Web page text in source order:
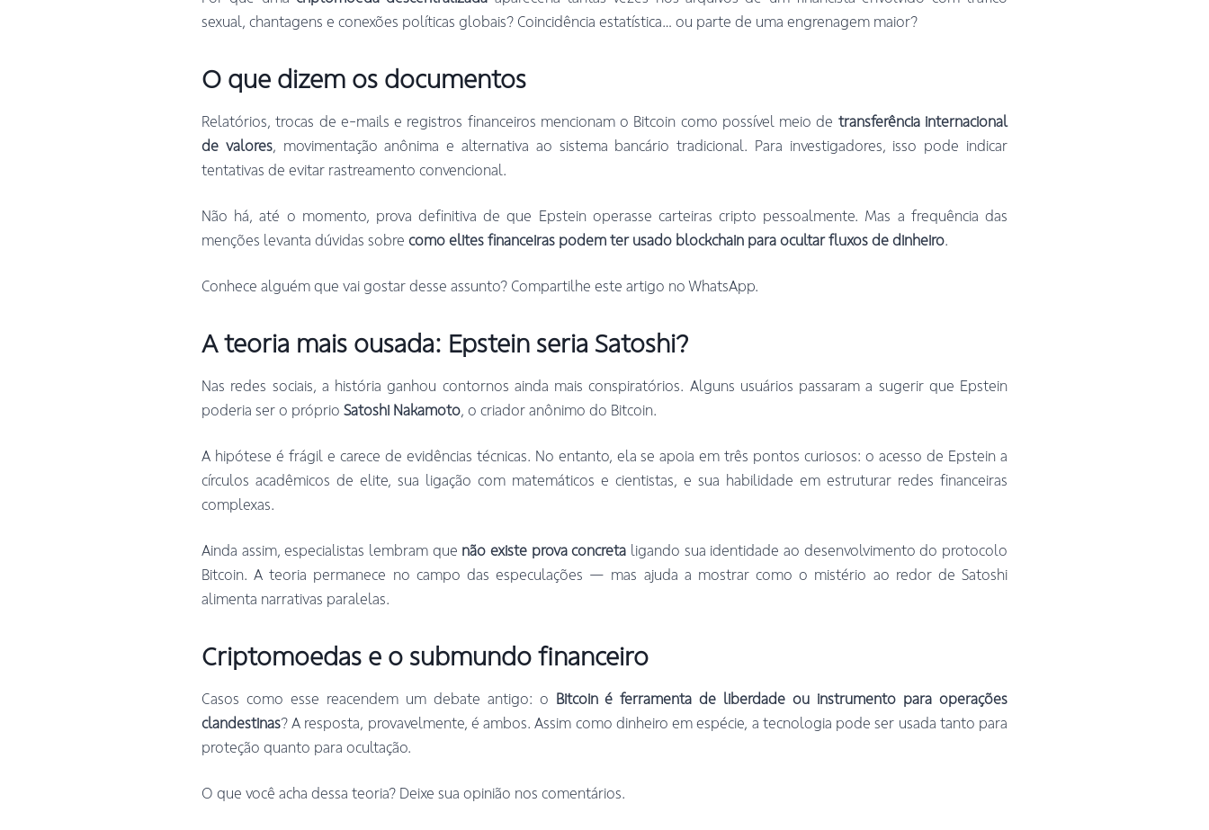
sexual, chantagens e conexões políticas globais? Coincidência estatística… ou parte de uma engrenagem maior?
O que dizem os documentos
Relatórios, trocas de e-mails e registros financeiros mencionam o Bitcoin como possível meio de transferência internacional
de valores, movimentação anônima e alternativa ao sistema bancário tradicional. Para investigadores, isso pode indicar
tentativas de evitar rastreamento convencional.
Não há, até o momento, prova definitiva de que Epstein operasse carteiras cripto pessoalmente. Mas a frequência das
menções levanta dúvidas sobre como elites financeiras podem ter usado blockchain para ocultar fluxos de dinheiro.
Conhece alguém que vai gostar desse assunto? Compartilhe este artigo no WhatsApp.
A teoria mais ousada: Epstein seria Satoshi?
Nas redes sociais, a história ganhou contornos ainda mais conspiratórios. Alguns usuários passaram a sugerir que Epstein
poderia ser o próprio Satoshi Nakamoto, o criador anônimo do Bitcoin.
A hipótese é frágil e carece de evidências técnicas. No entanto, ela se apoia em três pontos curiosos: o acesso de Epstein a
círculos acadêmicos de elite, sua ligação com matemáticos e cientistas, e sua habilidade em estruturar redes financeiras
complexas.
Ainda assim, especialistas lembram que não existe prova concreta ligando sua identidade ao desenvolvimento do protocolo
Bitcoin. A teoria permanece no campo das especulações — mas ajuda a mostrar como o mistério ao redor de Satoshi
alimenta narrativas paralelas.
Criptomoedas e o submundo financeiro
Casos como esse reacendem um debate antigo: o Bitcoin é ferramenta de liberdade ou instrumento para operações
clandestinas? A resposta, provavelmente, é ambos. Assim como dinheiro em espécie, a tecnologia pode ser usada tanto para
proteção quanto para ocultação.
O que você acha dessa teoria? Deixe sua opinião nos comentários.